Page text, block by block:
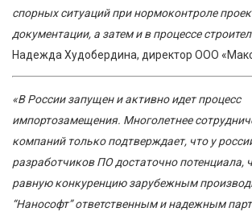
спорных ситуаций при нормоконтроле
документации, а затем и в процессе
Надежда Худобердина, директор ООО
«В России запущен и активно идет процесс
импортозамещения. Многолетнее
компаний только подтверждает, что у
разработчиков ПО достаточно потенциала,
равную конкуренцию зарубежным
“Нанософт” ответственным и надежным